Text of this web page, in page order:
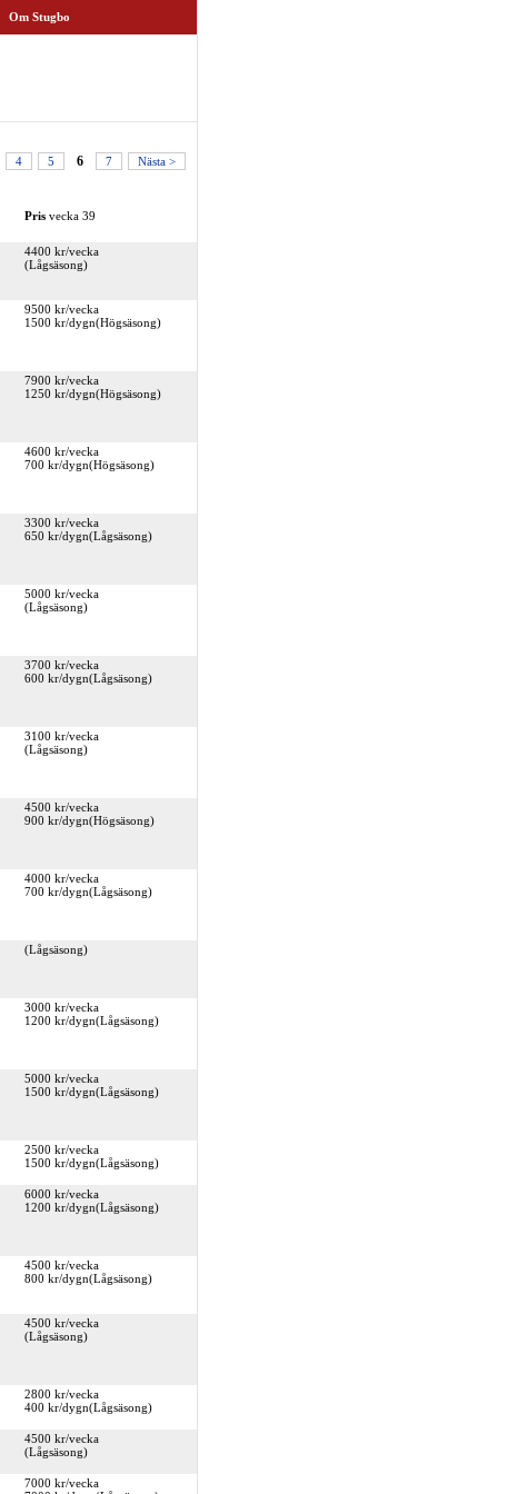
Om Stugbo
4 5 6 7 Nästa >
Prisvecka 39
4400 kr/vecka
(Lågsäsong)
9500 kr/vecka
1500 kr/dygn(Högsäsong)
7900 kr/vecka
1250 kr/dygn(Högsäsong)
4600 kr/vecka
700 kr/dygn(Högsäsong)
3300 kr/vecka
650 kr/dygn(Lågsäsong)
5000 kr/vecka
(Lågsäsong)
3700 kr/vecka
600 kr/dygn(Lågsäsong)
3100 kr/vecka
(Lågsäsong)
4500 kr/vecka
900 kr/dygn(Högsäsong)
4000 kr/vecka
700 kr/dygn(Lågsäsong)
(Lågsäsong)
3000 kr/vecka
1200 kr/dygn(Lågsäsong)
5000 kr/vecka
1500 kr/dygn(Lågsäsong)
2500 kr/vecka
1500 kr/dygn(Lågsäsong)
6000 kr/vecka
1200 kr/dygn(Lågsäsong)
4500 kr/vecka
800 kr/dygn(Lågsäsong)
4500 kr/vecka
(Lågsäsong)
2800 kr/vecka
400 kr/dygn(Lågsäsong)
4500 kr/vecka
(Lågsäsong)
7000 kr/vecka